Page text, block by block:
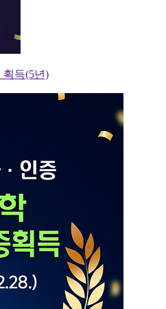
획득(5년)